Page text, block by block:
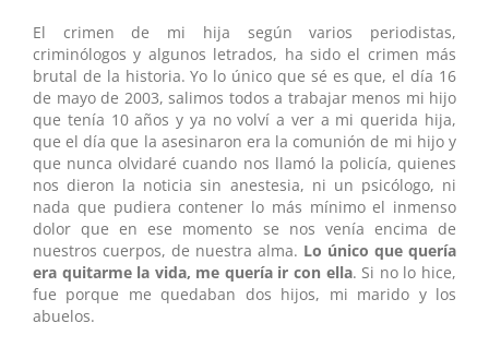
El crimen de mi hija según varios periodistas,
criminólogos y algunos letrados, ha sido el crimen más
brutal de la historia. Yo lo único que sé es que, el día 16
de mayo de 2003, salimos todos a trabajar menos mi hijo
que tenía 10 años y ya no volví a ver a mi querida hija,
que el día que la asesinaron era la comunión de mi hijo y
que nunca olvidaré cuando nos llamó la policía, quienes
nos dieron la noticia sin anestesia, ni un psicólogo, ni
nada que pudiera contener lo más mínimo el inmenso
dolor que en ese momento se nos venía encima de
nuestros cuerpos, de nuestra alma. Lo único que quería
era quitarme la vida, me quería ir con ella. Si no lo hice,
fue porque me quedaban dos hijos, mi marido y los
abuelos.